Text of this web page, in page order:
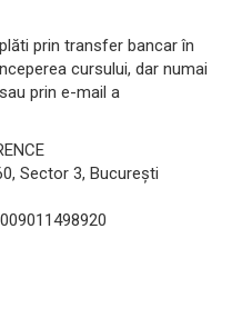
prin transfer bancar în
cursului, dar numai
prin e-mail a
Sector 3, București